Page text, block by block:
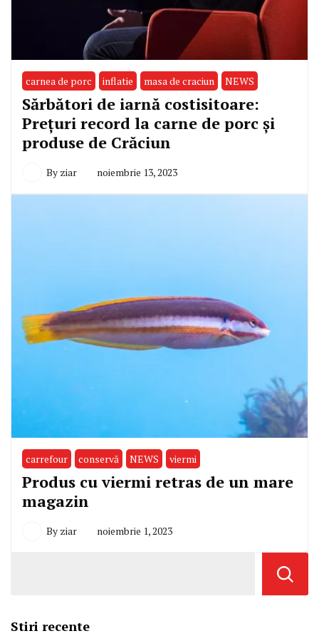
carnea de porc inflatie masa de craciun NEWS
Sărbători de iarnă costisitoare:
Prețuri record la carne de porc și
produse de Crăciun
By ziar noiembrie 13, 2023
carrefour conservă NEWS viermi
Produs cu viermi retras de un mare
magazin
By ziar noiembrie 1, 2023
Stiri recente